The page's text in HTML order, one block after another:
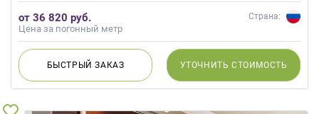
от 36 820 руб.
Цена за погонный метр
Страна:
БЫСТРЫЙЗАКАЗ УТОЧНИТЬ СТОИМОСТЬ